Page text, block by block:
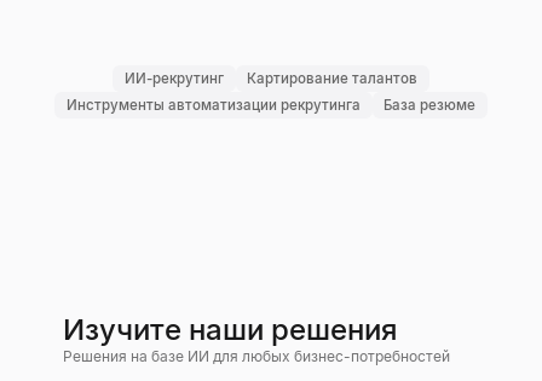
ИИ-рекрутинг
Картирование талантов
Инструменты автоматизации рекрутинга
База резюме
Изучите наши решения
Решения на базе ИИ для любых бизнес-потребностей